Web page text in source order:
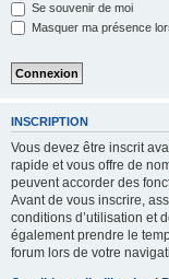
Se souvenir de moi
Masquer ma présence
INSCRIPTION
Vous devez être inscrit
rapide et vous offre de
peuvent accorder des
Avant de vous inscrire,
conditions d’utilisation et
également prendre le
forum lors de votre